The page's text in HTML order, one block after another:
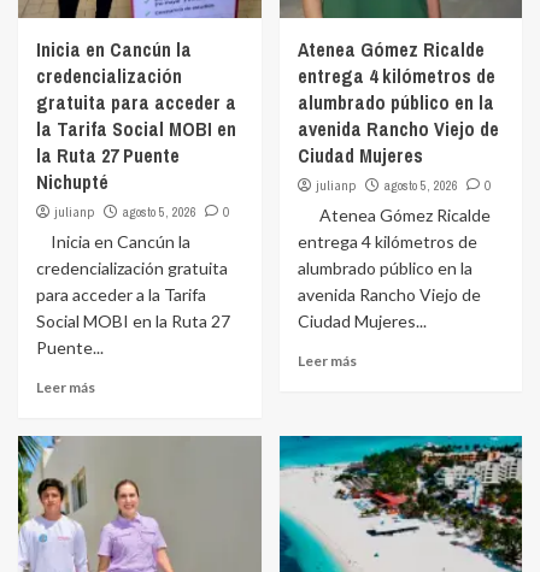
Inicia en Cancún la
credencialización
gratuita para acceder a
la Tarifa Social MOBI en
la Ruta 27 Puente
Nichupté
julianp agosto 5, 2026 0
Inicia en Cancún la
credencialización gratuita
para acceder a la Tarifa
Social MOBI en la Ruta 27
Puente...
Leer más
Atenea Gómez Ricalde
entrega 4 kilómetros de
alumbrado público en la
avenida Rancho Viejo de
Ciudad Mujeres
julianp agosto 5, 2026 0
Atenea Gómez Ricalde
entrega 4 kilómetros de
alumbrado público en la
avenida Rancho Viejo de
Ciudad Mujeres...
Leer más